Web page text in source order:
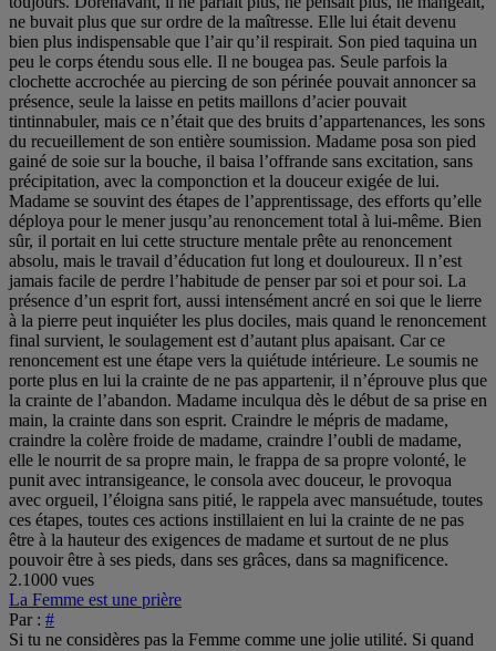
ne buvait plus que sur ordre de la maîtresse. Elle lui était devenu
bien plus indispensable que l’air qu’il respirait. Son pied taquina un
peu le corps étendu sous elle. Il ne bougea pas. Seule parfois la
clochette accrochée au piercing de son périnée pouvait annoncer sa
présence, seule la laisse en petits maillons d’acier pouvait
tintinnabuler, mais ce n’était que des bruits d’appartenances, les sons
du recueillement de son entière soumission. Madame posa son pied
gainé de soie sur la bouche, il baisa l’offrande sans excitation, sans
précipitation, avec la componction et la douceur exigée de lui.
Madame se souvint des étapes de l’apprentissage, des efforts qu’elle
déploya pour le mener jusqu’au renoncement total à lui-même. Bien
sûr, il portait en lui cette structure mentale prête au renoncement
absolu, mais le travail d’éducation fut long et douloureux. Il n’est
jamais facile de perdre l’habitude de penser par soi et pour soi. La
présence d’un esprit fort, aussi intensément ancré en soi que le lierre
à la pierre peut inquiéter les plus dociles, mais quand le renoncement
final survient, le soulagement est d’autant plus apaisant. Car ce
renoncement est une étape vers la quiétude intérieure. Le soumis ne
porte plus en lui la crainte de ne pas appartenir, il n’éprouve plus que
la crainte de l’abandon. Madame inculqua dès le début de sa prise en
main, la crainte dans son esprit. Craindre le mépris de madame,
craindre la colère froide de madame, craindre l’oubli de madame,
elle le nourrit de sa propre main, le frappa de sa propre volonté, le
punit avec intransigeance, le consola avec douceur, le provoqua
avec orgueil, l’éloigna sans pitié, le rappela avec mansuétude, toutes
ces étapes, toutes ces actions instillaient en lui la crainte de ne pas
être à la hauteur des exigences de madame et surtout de ne plus
pouvoir être à ses pieds, dans ses grâces, dans sa magnificence.
2.1000 vues
La Femme est une prière
Par : #
Si tu ne considères pas la Femme comme une jolie utilité. Si quand tu regardes Son corps, il ne te t'évoque pas le repos du guerrier. Si en voyant Ses seins il ne te vient pas l'idée de les pétrir comme pâte à pain. Si Son sexe n'est pas con, mais temple de vie, de plaisir, de dévotion. Si tu considères Son esprit à l'égal de celui des hommes et Son courage souvent supérieur au leur. Si pour toi la Femme est intelligente, courageuse, sublime et dans cet ordre uniquement, alors approche. Si tu vois dans la Femme, l'émotion, le goût du beau, l'intense création. Si tu sais que Sa magnanimité pondère Ses jugements. Si tu peux lire dans Ses yeux l'honneur de Son sexe, né de la générosité de Son cœur. Si tu comprends la vérité de Sa colère par Sa patience mise à bout. Si tu connais Son dévouement à apaiser toutes les peines. Si tu entends Sa ferveur à offrir l'harmonie. Si pour toi la Femme est amour, dévouement, générosité et dans cet ordre uniquement, alors approche. Baisse les yeux, viens vers Moi et écoute. Tu le sais, tu es né de la Femme Tu le sais, la Femme est ta quintessence Tu le sais, la Femme te régénère Si tu conçois la Femme comme Déesse, tu es prêt Si tu considères la Femme comme unique créatrice, tu es prêt Si tu acceptes l'autorité de la Femme comme un bien nécessaire, tu es prêt Si tu estimes le désir de la Femme au-delà du tien, tu es prêt Si tu entends la parole sacrée dans les mots de la Femme, tu es prêt Si tu ne désires vivre que sous la loi de la Femme, tu es prêt Si tu prends les injonctions de la Femme pour un vœu à réaliser, tu es prêt Si tu peux obéir sans limite à la Femme, tu es prêt Si tu peux servir la Femme sans répit, tu es prêt Si tu dédies ta vie au bonheur de la Femme, tu es prêt Si tu abandonnes ton âme pour l'âme de la Femme, tu es prêt Si tu te nourris de la Femme, tu es prêt Si tu t'abreuves de la Femme, tu es prêt Si tes pensées naissent de la Femme, tu es prêt Si tout ces mots ne sont pour toi que fadaises, vas, pars, fuis, l'indifférence de la Femme est ton oubli. Si par contre, ces mots sont pour toi la vérité des cœurs en offrandes, pose un genou à terre, lève les yeux vers Moi et entend le bonheur qui s'annonce... ...Dans le tréfonds de ton âme depuis le premier jour, tu ressentais ce vide. Longtemps, tu cherchas le pourquoi, le comment, les causes réelles de cette souffrance indicible. Un jour la lumière fut. Dès lors, ta quête fut inlassable. Tu connus des moments de grâce. Tu pus vénérer et adorer, mais ces instants furent fugaces. Enfin, Elle parut. Dans Sa mansuétude, Elle t'éduqua, Elle t’apprit le comportement adéquat qu'un mâle doit t'avoir en présence d'une Dame. Comme toutes Celles de Son sexe, Elle fut généreuse, ne comptant pas Ses heures à t'offrir l'opportunité de grandir, de t'améliorer. Aujourd'hui encore, tu lui sais gré de toute cette énergie qu'Elle déploya pour faire de toi, autre chose qu'un homme. Bien sûr, tu rampais. Mais qu'est-ce ramper quand ramper c'est évoluer ? Bien sûr, tu obéissais. Mais qu'est-ce qu'obéir quand obéir veut dire rédemption ? Bien sûr, tu servais. Mais qu'est-ce que servir quand servir permet d'anoblir ? Bien sûr, tu t'avilissais. Mais qu'est-ce s'avilir quand s'avilir te rend unique ? Alors, d'homme, d'imparfait, d'improbable, tu te métamorphosas, sous Son égide, en un esclave accompli. Plus rien n'existait qu'Elle. Tu fis le deuil des autres, le deuil de toi-même. Ta respiration venait de Sa respiration. Ses pensées étaient les tiennes, Elle ensoleillait ton existence, Elle éclairait tes nuits, Elle te restituait ton âme, réparée, transcendée, parfaitement subtile, parce que simplement en harmonie, avec la Féminité. Esclave, tu respirais, esclave, tu vivais, et pour la première fois, ta vie avait un sens. Un jour pourtant, Elle te congédia. Non pas qu'Elle fût mécontente, non pas qu'Elle fût lassée, mais le temps était venu pour toi de trouver la Dame de ta vie, Celle qui ferait de toi un esclave à demeure. Cette Femme généreuse t'éleva. Elle te porta en son sein telle une Mère. Une fois de plus, une fois encore, tu pus mesurer l'indéfinissable noblesse de la Femme. La munificence de Son sacrifice, Elle engendre, Elle modèle et offre à d'autres le fruit de Son labeur. Le cœur lourd, plein d'incompréhension, tu pleuras lorsque Son huis se ferma dans ton dos. Les larmes amères mirent longtemps à se tarir. Tes joues ne séchèrent pas avant des années. Qu’est-ce qu'un esclave sans appartenance, qu'est-ce qu'un esclave sans Maîtresse ? Une loque, une épave, un moins que rien, il n'est plus homme, il n'est plus assez faible pour se défendre dans la jungle de l'imbécilité machiste, il ne connaît plus que la douceur d'appartenir et de servir. Tu erras l'esclave, tu dépéris, l'esclave. Tu ne savais plus à quelle Sainte te vouer. Tu vendais ton âme pour des riens, dans des rencontres importunes. Tu passas des annonces dans les journaux spécialisés, tu courus sur les vagues de l'Internet. Tu t'inscrivis sur des sites nauséabonds. Au fur et à mesure, tu te redressas. Le temps efface toutes les peines. Tu pris conscience du legs de la Dame. Tu ne pleuras plus, tu bénis Son nom, la remercia de tout ton cœur pour cette éducation sans pareille. Ta capacité à t'assumer pour être digne de servir revint. Ta dignité naît de ta condition. Madame t’honora du titre d'esclave, tu te dois à cette éducation. Ta fierté est d'être esclave, un mâle prêt au service, à l'obéissance. L'Internet fut dompté, tu trouvas enfin des sites de rencontres et de dialogues convenables. L'esclave en toi parlait à nouveau. La solitude règne encore dans ta vie, mais déjà, ton attitude positive te permet d'envisager d'autres perspectives. Là preuve, Je t'écris ces quelques mots. Je prends la plume pour t'annoncer la grande nouvelle. Le temps est venu pour toi de réapprendre à dire : « merci, Madame.» Le temps est venu de rompre à nouveau devant les désirs d'une Dame et de t'oublier en Elle. Je suis là. J'arrive. Écoute-Moi, entends-Moi... La Dame est une prière et tu es Son servant. Par tes gestes, ta dévotion, par tes silences, tes renoncements, tu La sublimes et tu exauces Sa volonté. La ferveur de ta servilité, de ton obéissance sont les étoiles de Son firmament. Elle te domestique afin qu'il y ait en toi une once d'humanité. Tu en as fini avec la sauvagerie. Ta part d'homme n'est plus, tu es esclave, tu es mâle, tu intériorises les besoins de la Dame comme étant les tiens et tu renais dans la beauté et la conscience du devoir. Le monde, Son monde est empreint d'une ineffable musique. Cette mélopée t'enveloppe d'une suavité jusque-là inconnue. La Dame te tend Sa main, tu la baises avec passion. Elle te présente Son pied, tu Le lèches tendrement. Elle t'ordonne de La servir, tu t'exécutes avec célérité. La Dame te fouette pour te garder vif et joyeux, tu La remercies avec empressement. Elle te sodomise pour Son plaisir, ton plaisir est immense. Le bonheur est dans l'appartenance, tu le sais. L’effroyable temps de ta solitude, l’incommensurable abandon d'être sans une Déesse à adorer, t'a fait prendre conscience de la nécessité d'un collier autour de ton cou. Plus jamais sans une laisse, voilà ton credo, ta quête, plus jamais sans une Maîtresse pour te guider, toi petit esclave, sur le chemin de la rédemption de l'homme dans la servitude. Elle pourra tout demander, tu lui donneras tout, non pas par annihilation de toi, mais bien parce qu'à partir de Sa prise de possession, tu n'es plus toi, tu es une part d'Elle. Et comment pourrais-tu refuser quoi que ce fût à Celle dont tu émanes ? Que sera-t-il de toi ? Ce qu'Elle voudra que tu sois ! Un esclave, oui ! Un mâle reproducteur ou de plaisir, oui ! Un chien, un animal quelconque, oui ! Un meuble, une chaise, un reposoir, une part de son mobilier, oui ! Tu seras dans l'inventaire de Ses possessions, un objet surnuméraire, cependant utile. Le temps n'a plus d'importance, tu n'es plus régit par la montre mais par la volonté de la Maîtresse. En appartenance, il n' y a de place que pour Ses exigences. Tu as tant de temps pour remplir ta tâche, tant de temps pour satisfaire à Son ordre, et pas une seconde de ce temps ne t'appartient. La durée provient de la Maîtresse, tu es la petite aiguille de Son horloge. Il te faut agir vite, mais jamais dans la précipitation. Il te faut agir, précautionneusement, mais jamais trop lentement. Le rythme de Sa musique doit être en toi, comme Son esprit est en toi. L'unisson ne naîtra qu'au prix de ton écoute totale, de ta totale soumission à Ses improvisations de vie. Il te faudra être d'une constante attention qu'Elle n'est qu'un geste à faire pour être satisfaite. Elle claquera des doigts et suivant le code, tu accourras, te prosternera, te coucheras, te lèveras, fera le beau, etc. Elle clignera de l'œil et suivant ce qui fut décidé, tu obéiras dans le millième de seconde. Tu ne mangeras plus qu'à l'aube de son appétit. Elle te nourrira dans une gamelle, avec des aliments jetés au sol, dans sa main, directement dans la bouche après avoir pré-mâché la pitance que Sa magnanimité t'abandonne. Tu boiras Son champagne ou tout liquide qu'Elle te voudra voir ingurgiter. Ta vie lui appartiendra et tu seras heureux de cet abandon. Si tu crois en ces mots, si tu veux que ces mots soient vie, viens à Moi. Récite la phrase suprême. « La Femme est une prière et je suis Son servant.» tu dois répéter, cette vérité, en faire une incantation. La Femme est une prière et je suis Son servant. Viens esclave, entre dans Mon monde. Je te bâillonne ! Je t'aveugle ! Je t'assourdis ! A Ma merci tu es esclave. Viens esclave, entre dans Mon monde. Je t'éprouve ! Je te flagelle ! Je t'insulte ! Sous Mon joug tu es esclave. Et tu renais esclave, dans Mon monde. J'incarne la prière ! J'invite à l'admiration ! Je chante en ton oreille ! Mien, tu es esclave. Et tu revis esclave, dans Mon monde. Je t'asservis ! J'exige ! Je règne ! En Mon appartenance, tu es esclave. Et tu pleures de joie esclave, t